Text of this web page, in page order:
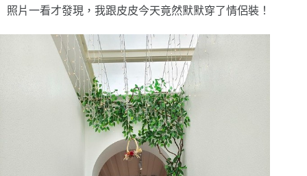
照片一看才發現，我跟皮皮今天竟然默默穿了情侶裝！